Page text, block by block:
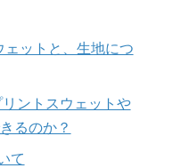
ットと、生地につ
ントスウェットや
るのか？
て